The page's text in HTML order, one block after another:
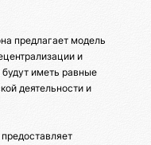
предлагает модель
и
иметь равные
деятельности и